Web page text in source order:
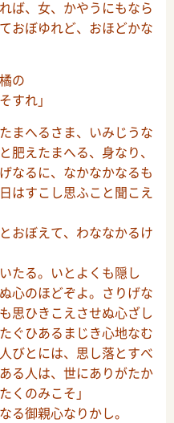
ば、女、かやうにもなら
おぼゆれど、おほどかな
の
れ」
まへるさま、いみじうな
肥えたまへる、身なり、
なるに、なかなかなるも
はすこし思ふこと聞こえ
おぼえて、わななかるけ
たる。いとよくも隠し
心のほどぞよ。さりげな
思ひきこえさせぬ心ざし
ぐひあるまじき心地なむ
びとには、思し落とすべ
る人は、世にありがたか
くのみこそ」
る御親心なりかし。